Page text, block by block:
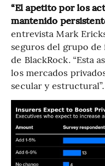
“El apetito por los
mantenido
entrevista Mark
seguros del grupo
de BlackRock. “Esta
los mercados
secular y estructural”.